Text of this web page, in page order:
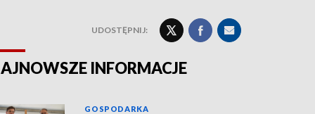
UDOSTĘPNIJ:
INFORMACJE
GOSPODARKA